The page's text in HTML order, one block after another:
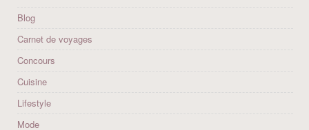
Blog
Carnet de voyages
Concours
Cuisine
Lifestyle
Mode